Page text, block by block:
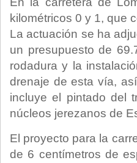
kilométricos 0 y 1, que
La actuación se ha
un presupuesto de
rodadura y la
drenaje de esta vía,
incluye el pintado del
núcleos jerezanos de
El proyecto para la
de 6 centímetros de